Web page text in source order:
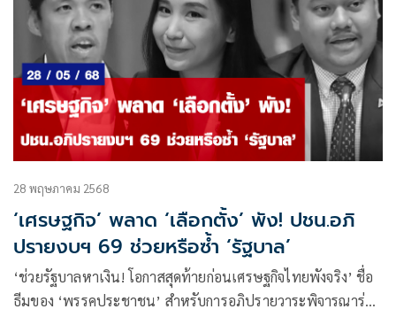
28 พฤษภาคม 2568
‘เศรษฐกิจ’ พลาด ‘เลือกตั้ง’ พัง! ปชน.อภิ
ปรายงบฯ 69 ช่วยหรือซ้ำ ‘รัฐบาล’
‘ช่วยรัฐบาลหาเงิน! โอกาสสุดท้ายก่อนเศรษฐกิจไทยพังจริง’ ชื่อ
ธีมของ ‘พรรคประชาชน’ สำหรับการอภิปรายวาระพิจารณาร่าง